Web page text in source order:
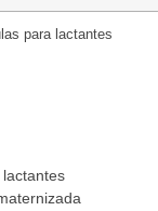
para lactantes